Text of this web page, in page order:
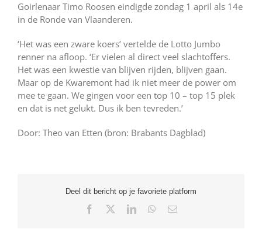
Goirlenaar Timo Roosen eindigde zondag 1 april als 14e
in de Ronde van Vlaanderen.
‘Het was een zware koers’ vertelde de Lotto Jumbo
renner na afloop. ‘Er vielen al direct veel slachtoffers.
Het was een kwestie van blijven rijden, blijven gaan.
Maar op de Kwaremont had ik niet meer de power om
mee te gaan. We gingen voor een top 10 – top 15 plek
en dat is net gelukt. Dus ik ben tevreden.’
Door: Theo van Etten (bron: Brabants Dagblad)
Deel dit bericht op je favoriete platform
Facebook LinkedInWhatsApp
E-